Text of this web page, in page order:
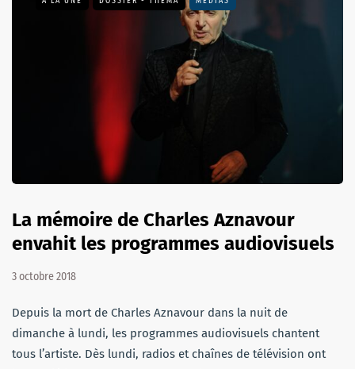
La mémoire de Charles Aznavour
envahit les programmes audiovisuels
3 octobre 2018
Depuis la mort de Charles Aznavour dans la nuit de
dimanche à lundi, les programmes audiovisuels chantent
tous l’artiste. Dès lundi, radios et chaînes de télévision ont